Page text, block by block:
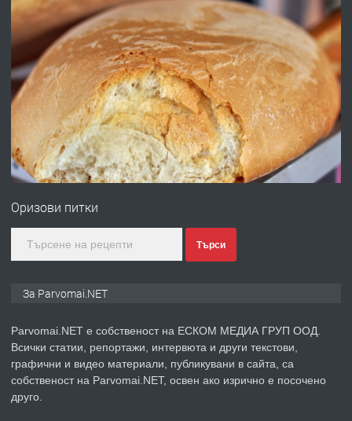
преди 1 година
ПРЕДЛАГА Работа за общи работници
преди 1 година
ПРЕДЛАГА
Първи поход "По стъпките на Ангел
преди 1 година
ПРЕДЛАГА Уроци по Математика
Оризови питки
Търси
За Parvomai.NET
Parvomai.NET е собственост на ЕСКОМ МЕДИА ГРУП ООД.
Всички статии, репортажи, интервюта и други текстови,
графични и видео материали, публикувани в сайта, са
собственост на Parvomai.NET, освен ако изрично е посочено
друго.